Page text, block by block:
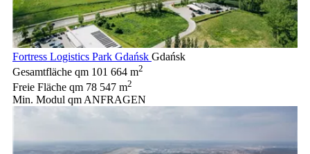
Fortress Logistics Park Gdańsk Gdańsk
Gesamtfläche qm 101 664 m2
Freie Fläche qm 78 547 m2
Min. Modul qmANFRAGEN